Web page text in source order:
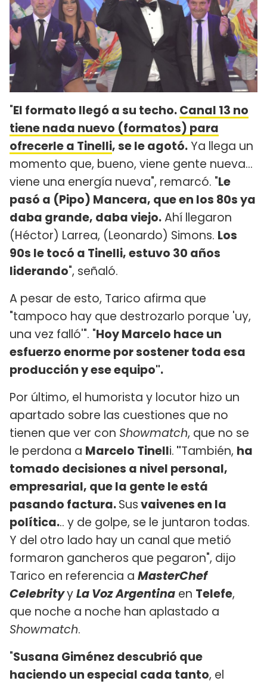
"El formato llegó a su techo.Canal 13 no
tiene nada nuevo (formatos) para
ofrecerle a Tinelli, se le agotó.Ya llega un
momento que, bueno, viene gente nueva...
viene una energía nueva", remarcó. "Le
pasó a (Pipo) Mancera, que en los 80s ya
daba grande, daba viejo.Ahí llegaron
(Héctor) Larrea, (Leonardo) Simons. Los
90s le tocó a Tinelli, estuvo 30 años
liderando", señaló.
A pesar de esto, Tarico afirma que
"tampoco hay que destrozarlo porque 'uy,
una vez falló'". "Hoy Marcelo hace un
esfuerzo enorme por sostener toda esa
producción y ese equipo".
Por último, el humorista y locutor hizo un
apartado sobre las cuestiones que no
tienen que ver con Showmatch, que no se
le perdona a Marcelo Tinelli. "También, ha
tomado decisiones a nivel personal,
empresarial, que la gente le está
pasando factura.Susvaivenes en la
política... y de golpe, se le juntaron todas.
Y del otro lado hay un canal que metió
formaron gancheros que pegaron", dijo
Tarico en referencia a MasterChef
CelebrityyLa Voz Argentina en Telefe,
que noche a noche han aplastado a
Showmatch.
"Susana Giménez descubrió que
haciendo un especial cada tanto, el